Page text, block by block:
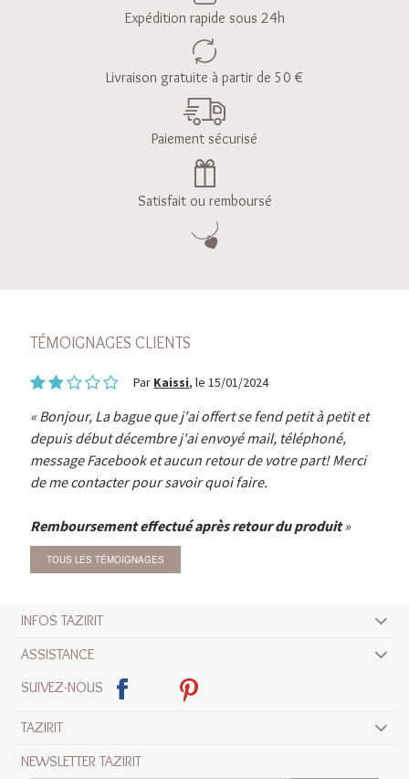
Expédition rapide sous 24h
Livraison gratuite à partir de 50 €
Paiement sécurisé
Satisfait ou remboursé
TÉMOIGNAGES CLIENTS
Par Kaissi, le 15/01/2024
Bonjour, La bague que j'ai offert se fend petit à petit et
depuis début décembre j'ai envoyé mail, téléphoné,
message Facebook et aucun retour de votre part! Merci
de me contacter pour savoir quoi faire.
Remboursement effectué après retour du produit
TOUS LES TÉMOIGNAGES
INFOS TAZIRIT
ASSISTANCE
SUIVEZ-NOUS
TAZIRIT
NEWSLETTER TAZIRIT